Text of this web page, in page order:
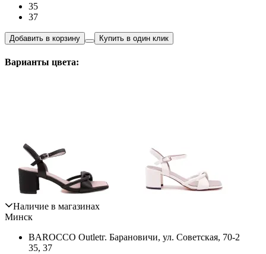
35
37
Добавить в корзину Купить в один клик
Варианты цвета:
Наличие в магазинах
Минск
BAROCCO Outletг. Барановичи, ул. Советская, 70-2
35, 37